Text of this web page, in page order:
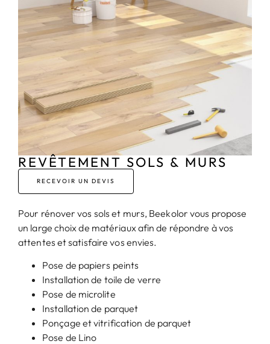
REVÊTEMENT SOLS & MURS
RECEVOIR UN DEVIS
Pour rénover vos sols et murs, Beekolor vous propose
un large choix de matériaux afin de répondre à vos
attentes et satisfaire vos envies.
Pose de papiers peints
Installation de toile de verre
Pose de microlite
Installation de parquet
Ponçage et vitrification de parquet
Pose de Lino